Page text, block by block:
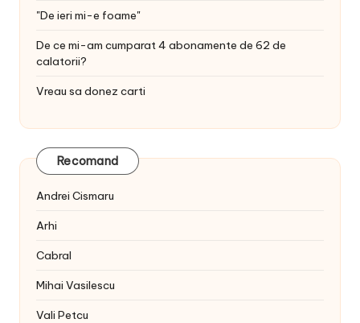
"De ieri mi-e foame"
De ce mi-am cumparat 4 abonamente de 62 de
calatorii?
Vreau sa donez carti
Recomand
Andrei Cismaru
Arhi
Cabral
Mihai Vasilescu
Vali Petcu